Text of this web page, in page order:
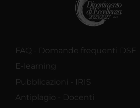
FAQ - Domande frequenti DSE
E-learning
Pubblicazioni - IRIS
Antiplagio - Docenti